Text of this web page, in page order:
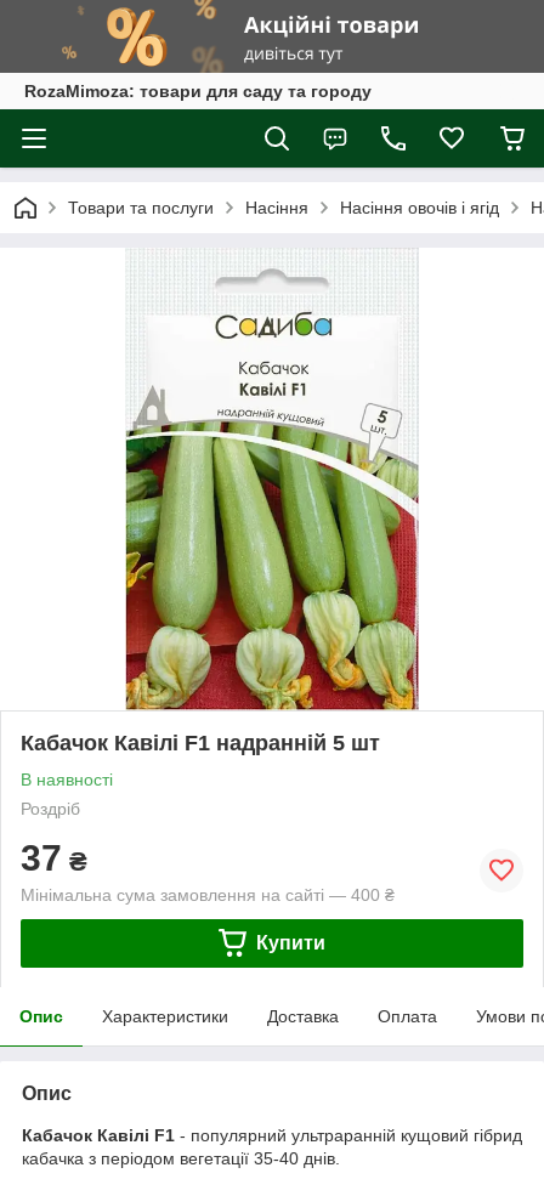
RozaMimoza: товари для саду та городу
Товари та послуги Насіння Насіння овочів і ягід
Кабачок Кавілі F1 надранній 5 шт
В наявності
Роздріб
37 ₴
Мінімальна сума замовлення на сайті — 400 ₴
Купити
Опис Характеристики Доставка Оплата Умови
Опис
Кабачок Кавілі F1 - популярний ультраранній кущовий гібрид
кабачка з періодом вегетації 35-40 днів.